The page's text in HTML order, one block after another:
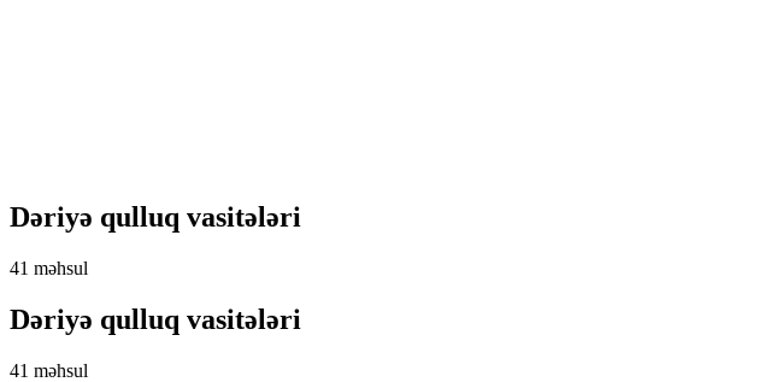
Dəriyə qulluq vasitələri
41 məhsul
Dəriyə qulluq vasitələri
41 məhsul